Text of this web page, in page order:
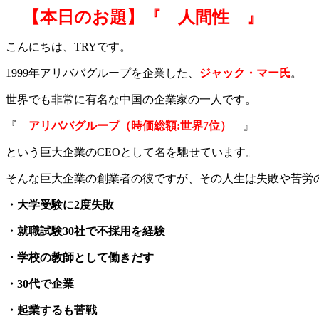
【本日のお題】『 人間性 』
こんにちは、TRYです。
1999年アリババグループを企業した、 ジャック・マー氏。
世界でも非常に有名な中国の企業家の一人です。
『 アリババグループ（時価総額:世界7位） 』
という巨大企業のCEOとして名を馳せています。
そんな巨大企業の創業者の彼ですが、その人生は失敗や苦労
・大学受験に2度失敗
・就職試験30社で不採用を経験
・学校の教師として働きだす
・30代で企業
・起業するも苦戦